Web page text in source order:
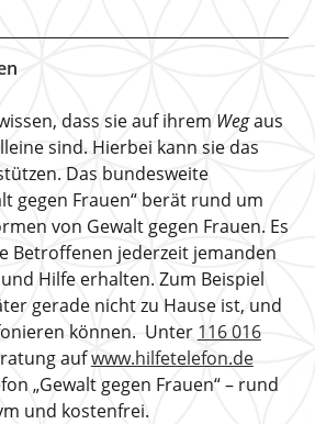
dass sie auf ihrem Wegaus
sind. Hierbei kann sie das
Das bundesweite
gegen Frauen“ berät rund um
von Gewalt gegen Frauen. Es
Betroffenen jederzeit jemanden
Hilfe erhalten. Zum Beispiel
gerade nicht zu Hause ist, und
können. Unter 116 016
aufwww.hilfetelefon.de
„Gewalt gegen Frauen“ – rund
und kostenfrei.